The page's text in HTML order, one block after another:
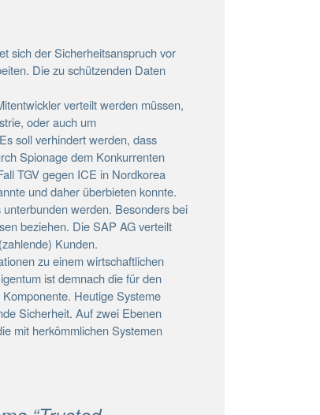
sich der Sicherheitsanspruch vor
Die zu schützenden Daten
verteilt werden müssen,
oder auch um
soll verhindert werden, dass
Spionage dem Konkurrenten
TGV gegen ICE in Nordkorea
und daher überbieten konnte.
werden. Besonders bei
beziehen. Die SAP AG verteilt
Kunden.
zu einem wirtschaftlichen
ist demnach die für den
Heutige Systeme
Sicherheit. Auf zwei Ebenen
mit herkömmlichen Systemen